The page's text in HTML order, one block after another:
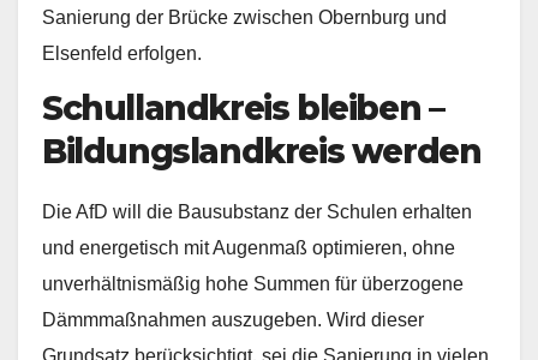
Sanierung der Brücke zwischen Obernburg und
Elsenfeld erfolgen.
Schullandkreis bleiben –
Bildungslandkreis werden
Die AfD will die Bausubstanz der Schulen erhalten
und energetisch mit Augenmaß optimieren, ohne
unverhältnismäßig hohe Summen für überzogene
Dämmmaßnahmen auszugeben. Wird dieser